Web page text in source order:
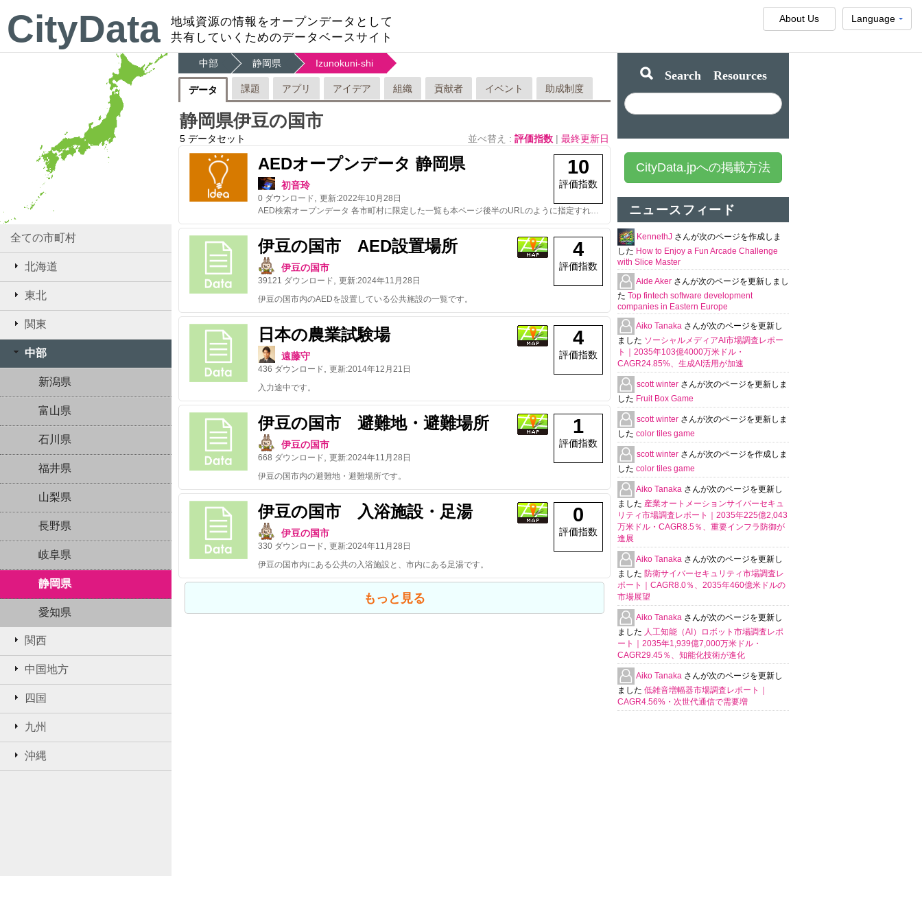
CityData
地域資源の情報をオープンデータとして
共有していくためのデータベースサイト
Language
About Us
全ての市町村
北海道
東北
関東
中部
新潟県
富山県
石川県
福井県
山梨県
長野県
岐阜県
静岡県
愛知県
関西
中国地方
四国
九州
沖縄
中部 静岡県 Izunokuni-shi
データ 課題 アプリ アイデア 組織 貢献者 イベント 助成制度
静岡県伊豆の国市
5 データセット 並べ替え : 評価指数 | 最終更新日
AEDオープンデータ 静岡県
初音玲
0 ダウンロード 更新:2022年10月28日
10
評価指数
AED検索オープンデータ 各市町村に限定した一覧も本ページ後半のURLのように指定すれば取得可能です。
伊豆の国市 AED設置場所
伊豆の国市
39121 ダウンロード 更新:2024年11月28日
4
評価指数
伊豆の国市内のAEDを設置している公共施設の一覧です。
日本の農業試験場
遠藤守
436 ダウンロード 更新:2014年12月21日
4
評価指数
入力途中です。
伊豆の国市 避難地・避難場所
伊豆の国市
668 ダウンロード 更新:2024年11月28日
1
評価指数
伊豆の国市内の避難地・避難場所です。
伊豆の国市 入浴施設・足湯
伊豆の国市
330 ダウンロード 更新:2024年11月28日
0
評価指数
伊豆の国市内にある公共の入浴施設と、市内にある足湯です。
もっと見る
Search Resources
CityData.jpへの掲載方法
ニュースフィード
KennethJ さんが次のページを作成しま
した How to Enjoy a Fun Arcade Challenge
with Slice Master
Aide Aker さんが次のページを更新しまし
た Top fintech software development
companies in Eastern Europe
Aiko Tanaka さんが次のページを更新し
ました ソーシャルメディアAI市場調査レポー
ト｜2035年103億4000万米ドル・
CAGR24.85%、生成AI活用が加速
scott winter さんが次のページを更新しま
した Fruit Box Game
scott winter さんが次のページを更新しま
した color tiles game
scott winter さんが次のページを作成しま
した color tiles game
Aiko Tanaka さんが次のページを更新し
ました 産業オートメーションサイバーセキュ
リティ市場調査レポート｜2035年225億2,043
万米ドル・CAGR8.5％、重要インフラ防御が
進展
Aiko Tanaka さんが次のページを更新し
ました 防衛サイバーセキュリティ市場調査レ
ポート｜CAGR8.0％、2035年460億米ドルの
市場展望
Aiko Tanaka さんが次のページを更新し
ました 人工知能（AI）ロボット市場調査レポ
ート｜2035年1,939億7,000万米ドル・
CAGR29.45％、知能化技術が進化
Aiko Tanaka さんが次のページを更新し
ました 低雑音増幅器市場調査レポート｜
CAGR4.56%・次世代通信で需要増